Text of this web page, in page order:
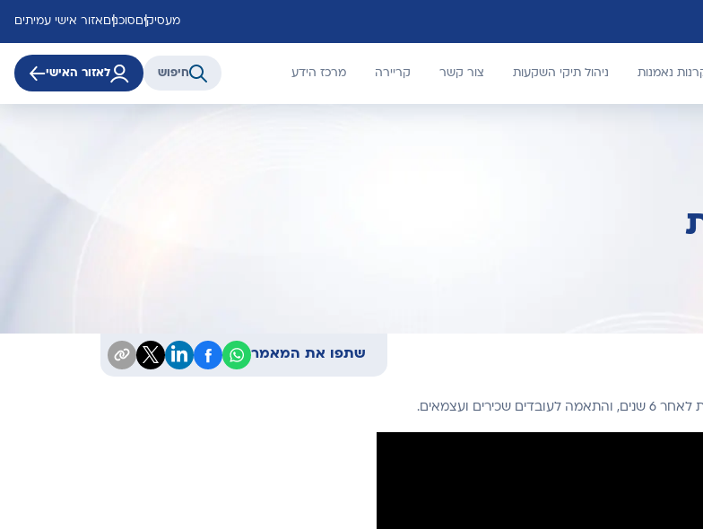
מעסיקים סוכנים אזור אישי עמיתים
נאמנות ניהול תיקי השקעות צור קשר קריירה מרכז הידע חיפוש לאזור האישי
שתפו את המאמר
ועצמאים.